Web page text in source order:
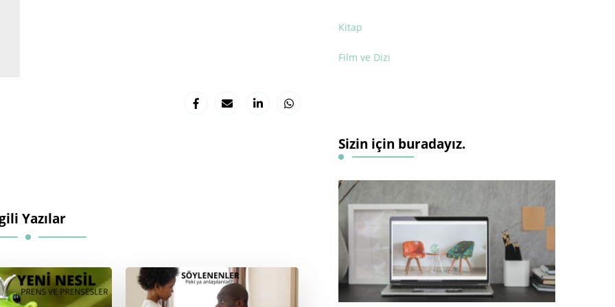
Yazılar
Kitap
Film ve Dizi
Sizin için buradayız.